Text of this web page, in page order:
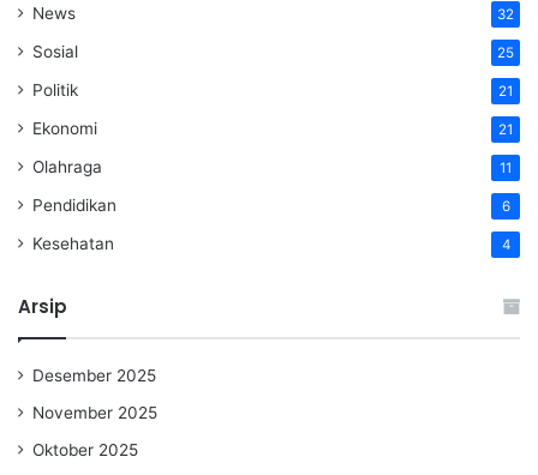
News 32
Sosial 25
Politik 21
Ekonomi 21
Olahraga 11
Pendidikan 6
Kesehatan 4
Arsip
Desember 2025
November 2025
Oktober 2025